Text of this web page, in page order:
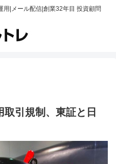
用|メール配信|創業32年目 投資顧問
引規制、東証と日